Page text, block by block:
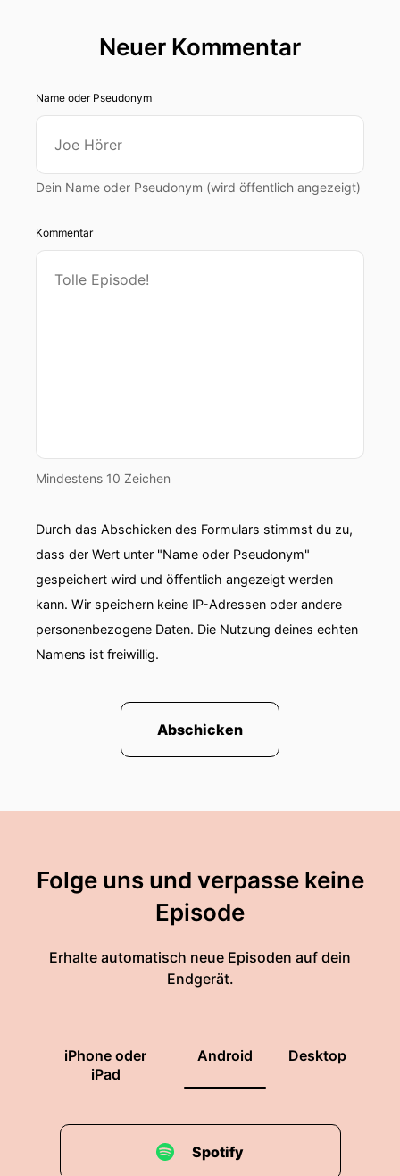
Neuer Kommentar
Name oder Pseudonym
Dein Name oder Pseudonym (wird öffentlich angezeigt)
Kommentar
Mindestens 10 Zeichen
Durch das Abschicken des Formulars stimmst du zu,
dass der Wert unter "Name oder Pseudonym"
gespeichert wird und öffentlich angezeigt werden
kann. Wir speichern keine IP-Adressen oder andere
personenbezogene Daten. Die Nutzung deines echten
Namens ist freiwillig.
Abschicken
Folge uns und verpasse keine
Episode
Erhalte automatisch neue Episoden auf dein
Endgerät.
iPhone oder
iPad
Android Desktop
Spotify